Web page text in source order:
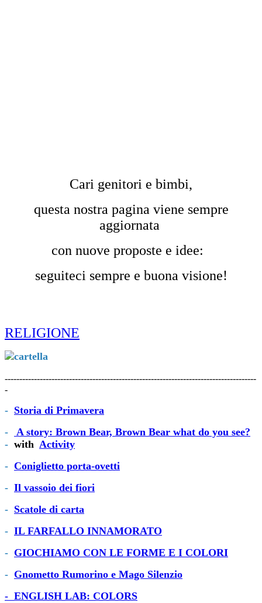
Cari genitori e bimbi,
questa nostra pagina viene sempre
aggiornata
con nuove proposte e idee:
seguiteci sempre e buona visione!
RELIGIONE
--------------------------------------------------------------------------------------
-
- Storia di Primavera
-
A story: Brown Bear, Brown Bear what do you see?
- with Activity
- Coniglietto porta-ovetti
- Il vassoio dei fiori
- Scatole di carta
- IL FARFALLO INNAMORATO
- GIOCHIAMO CON LE FORME E I COLORI
- Gnometto Rumorino e Mago Silenzio
- ENGLISH LAB: COLORS